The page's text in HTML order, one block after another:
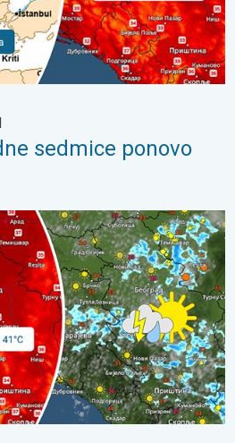
sedmice ponovo
Neznatno svežije u subotu. . .